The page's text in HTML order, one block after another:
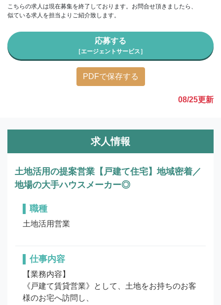
こちらの求人は現在募集を終了しております。お問合せ頂きましたら、
似ている求人を担当よりご紹介致します。
応募する
［エージェントサービス］
PDFで保存する
08/25更新
求人情報
土地活用の提案営業【戸建て住宅】地域密着／
地場の大手ハウスメーカー◎
職種
土地活用営業
仕事内容
【業務内容】
《戸建て賃貸営業》として、土地をお持ちのお客
様のお宅へ訪問し、